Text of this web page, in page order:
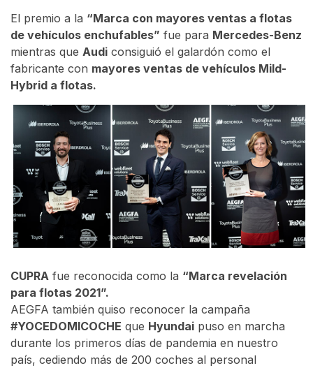
El premio a la “Marca con mayores ventas a flotas
de vehículos enchufables” fue para Mercedes-Benz
mientras que Audi consiguió el galardón como el
fabricante con mayores ventas de vehículos Mild-
Hybrid a flotas.
CUPRA fue reconocida como la “Marca revelación
para flotas 2021”.
AEGFA también quiso reconocer la campaña
#YOCEDOMICOCHE que Hyundai puso en marcha
durante los primeros días de pandemia en nuestro
país, cediendo más de 200 coches al personal